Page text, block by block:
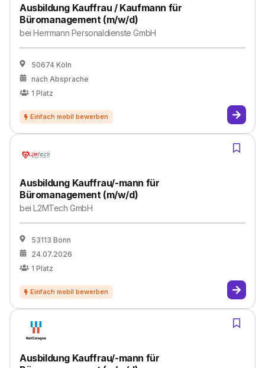
Ausbildung Kauffrau / Kaufmann für
Büromanagement (m/w/d)
beiHerrmann Personaldienste GmbH
50674 Köln
nach Absprache
1 Platz
Ausbildung Kauffrau/-mann für
Büromanagement (m/w/d)
beiL2MTech GmbH
53113 Bonn
24.07.2026
1 Platz
Ausbildung Kauffrau/-mann für